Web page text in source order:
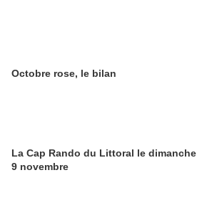
Octobre rose, le bilan
La Cap Rando du Littoral le dimanche
9 novembre